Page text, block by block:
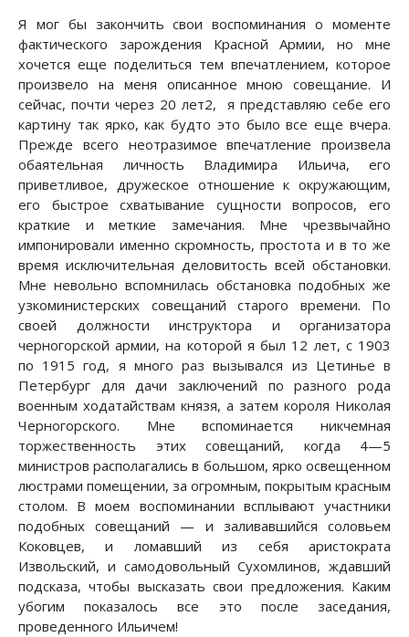
Я мог бы закончить свои воспоминания о моменте
фактического зарождения Красной Армии, но мне
хочется еще поделиться тем впечатлением, которое
произвело на меня описанное мною совещание. И
сейчас, почти через 20 лет2, я представляю себе его
картину так ярко, как будто это было все еще вчера.
Прежде всего неотразимое впечатление произвела
обаятельная личность Владимира Ильича, его
приветливое, дружеское отношение к окружающим,
его быстрое схватывание сущности вопросов, его
краткие и меткие замечания. Мне чрезвычайно
импонировали именно скромность, простота и в то же
время исключительная деловитость всей обстановки.
Мне невольно вспомнилась обстановка подобных же
узкоминистерских совещаний старого времени. По
своей должности инструктора и организатора
черногорской армии, на которой я был 12 лет, с 1903
по 1915 год, я много раз вызывался из Цетинье в
Петербург для дачи заключений по разного рода
военным ходатайствам князя, а затем короля Николая
Черногорского. Мне вспоминается никчемная
торжественность этих совещаний, когда 4—5
министров располагались в большом, ярко освещенном
люстрами помещении, за огромным, покрытым красным
столом. В моем воспоминании всплывают участники
подобных совещаний — и заливавшийся соловьем
Коковцев, и ломавший из себя аристократа
Извольский, и самодовольный Сухомлинов, ждавший
подсказа, чтобы высказать свои предложения. Каким
убогим показалось все это после заседания,
проведенного Ильичем!